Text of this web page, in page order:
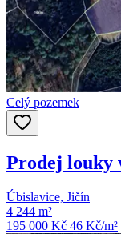
Celý pozemek
Prodej louky
Úbislavice, Jičín
4 244 m²
195 000 Kč 46 Kč/m²